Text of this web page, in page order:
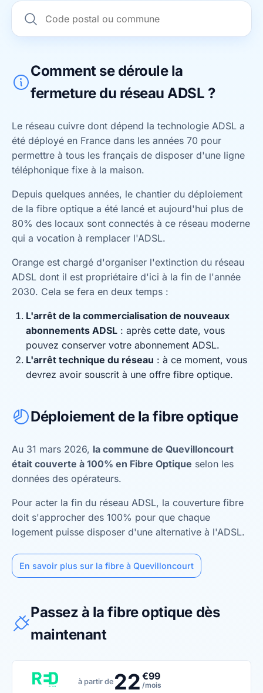
Comment se déroule la
fermeture du réseau ADSL ?
Le réseau cuivre dont dépend la technologie ADSL a
été déployé en France dans les années 70 pour
permettre à tous les français de disposer d'une ligne
téléphonique fixe à la maison.
Depuis quelques années, le chantier du déploiement
de la fibre optique a été lancé et aujourd'hui plus de
80% des locaux sont connectés à ce réseau moderne
qui a vocation à remplacer l'ADSL.
Orange est chargé d'organiser l'extinction du réseau
ADSL dont il est propriétaire d'ici à la fin de l'année
2030. Cela se fera en deux temps :
L'arrêt de la commercialisation de nouveaux
abonnements ADSL : après cette date, vous
pouvez conserver votre abonnement ADSL.
L'arrêt technique du réseau : à ce moment, vous
devrez avoir souscrit à une offre fibre optique.
Déploiement de la fibre optique
Au 31 mars 2026, la commune de Quevilloncourt
était couverte à 100% en Fibre Optique selon les
données des opérateurs.
Pour acter la fin du réseau ADSL, la couverture fibre
doit s'approcher des 100% pour que chaque
logement puisse disposer d'une alternative à l'ADSL.
En savoir plus sur la fibre à Quevilloncourt
Passez à la fibre optique dès
maintenant
à partir de 22 €99
/mois